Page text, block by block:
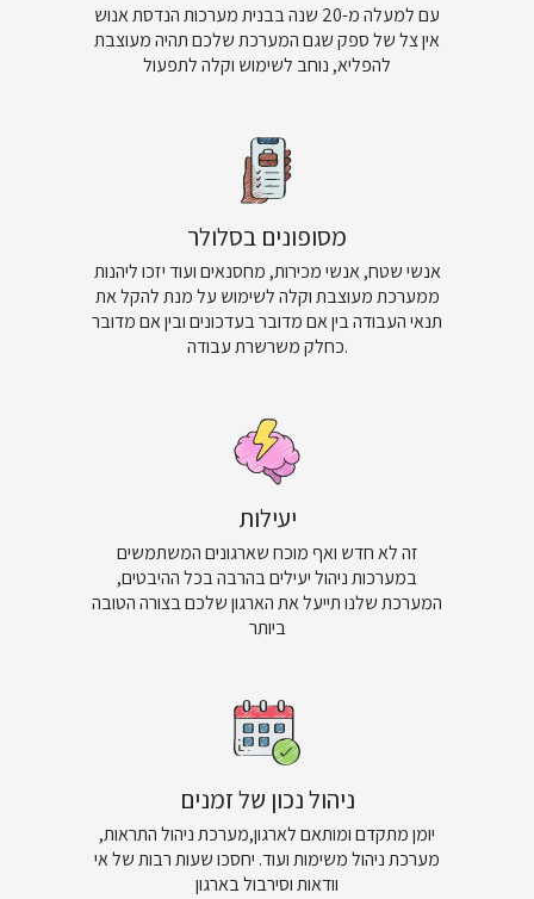
עם למעלה מ-20 שנה בבנית מערכות הנדסת אנוש
אין צל של ספק שגם המערכת שלכם תהיה מעוצבת
להפליא, נוחב לשימוש וקלה לתפעול
מסופונים בסלולר
אנשי שטח, אנשי מכירות, מחסנאים ועוד יזכו ליהנות
ממערכת מעוצבת וקלה לשימוש על מנת להקל את
תנאי העבודה בין אם מדובר בעדכונים ובין אם מדובר
כחלק משרשרת עבודה.
יעילות
זה לא חדש ואף מוכח שארגונים המשתמשים
במערכות ניהול יעילים בהרבה בכל ההיבטים,
המערכת שלנו תייעל את הארגון שלכם בצורה הטובה
ביותר
ניהול נכון של זמנים
יומן מתקדם ומותאם לארגון,מערכת ניהול התראות,
מערכת ניהול משימות ועוד. יחסכו שעות רבות של אי
וודאות וסירבול בארגון